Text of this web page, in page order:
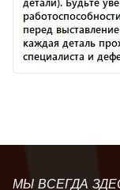
МЫ ВСЕГДА